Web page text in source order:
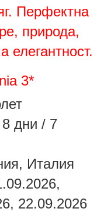
Перфектна
природа,
елегантност.
3*
8 дни / 7
Италия
22.09.2026